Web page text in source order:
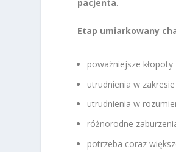
pacjenta.
Etap umiarkowany
poważniejsze
utrudnienia w
utrudnienia w
różnorodne
potrzeba coraz